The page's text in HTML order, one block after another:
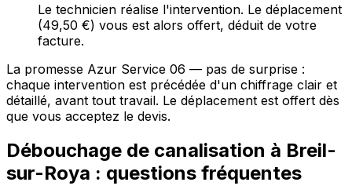
Le technicien réalise l'intervention. Le déplacement
(49,50 €) vous est alors offert, déduit de votre
facture.
La promesse Azur Service 06 — pas de surprise :
chaque intervention est précédée d'un chiffrage clair et
détaillé, avant tout travail. Le déplacement est offert dès
que vous acceptez le devis.
Débouchage de canalisation à Breil-
sur-Roya : questions fréquentes